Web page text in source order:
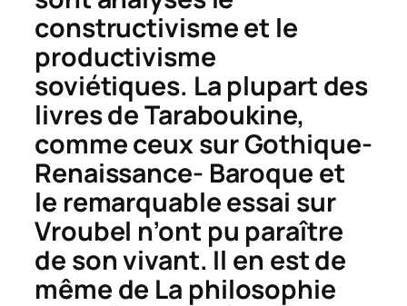
constructivisme et le
productivisme
soviétiques. La plupart des
livres de Taraboukine,
comme ceux surGothique-
Renaissance- Baroque et
le remarquable essai sur
Vroubel n’ont pu paraître
de son vivant. Il en est de
même de La philosophie